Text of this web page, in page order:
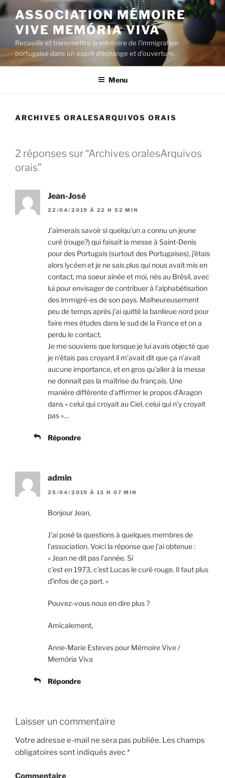
Aller
au
contenu
principal
ASSOCIATION MÉMOIRE
VIVE MEMÓRIA VIVA
Recueillir et transmettre la mémoire de l'immigration
portugaise dans un esprit d'échange et d'ouverture.
Menu
ARCHIVES ORALESARQUIVOS ORAIS
2 réponses sur “Archives oralesArquivos
orais”
Jean-José
22/04/2019 À 22 H 52 MIN
J’aimerais savoir si quelqu’un a connu un jeune
curé (rouge?) qui faisait la messe à Saint-Denis
pour des Portugais (surtout des Portugaises), j’étais
alors lycéen et je ne sais plus qui nous avait mis en
contact, ma soeur aînée et moi, nés au Brésil, avec
lui pour envisager de contribuer à l’alphabétisation
des immigré-es de son pays. Malheureusement
peu de temps après j’ai quitté la banlieue nord pour
faire mes études dans le sud de la France et on a
perdu le contact.
Je me souviens que lorsque je lui avais objecté que
je n’étais pas croyant il m’avait dit que ça n’avait
aucune importance, et en gros qu’aller à la messe
ne donnait pas la maîtrise du français. Une
manière différente d’affirmer le propos d’Aragon
dans « celui qui croyait au Ciel, celui qui n’y croyait
pas »…
Répondre
admin
25/04/2019 À 13 H 07 MIN
Bonjour Jean,
J’ai posé la questions à quelques membres de
l’association. Voici la réponse que j’ai obtenue :
« Jean ne dit pas l’année. Si
c’est en 1973, c’est Lucas le curé rouge. Il faut plus
d’infos de ça part. »
Pouvez-vous nous en dire plus ?
Amicalement,
Anne-Marie Esteves pour Mémoire Vive /
Memória Viva
Répondre
Laisser un commentaire
Votre adresse e-mail ne sera pas publiée. Les champs
obligatoires sont indiqués avec*
Commentaire